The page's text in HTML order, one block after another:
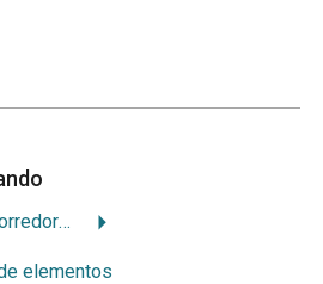
Corredores biológicos y hábitats marinos esenciales en Centroamérica
elementos